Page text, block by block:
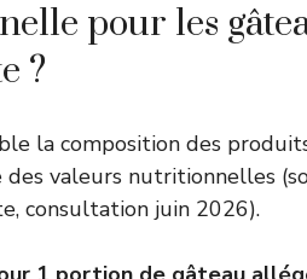
pour les
?
la composition des
valeurs nutritionnelles
consultation juin 2026).